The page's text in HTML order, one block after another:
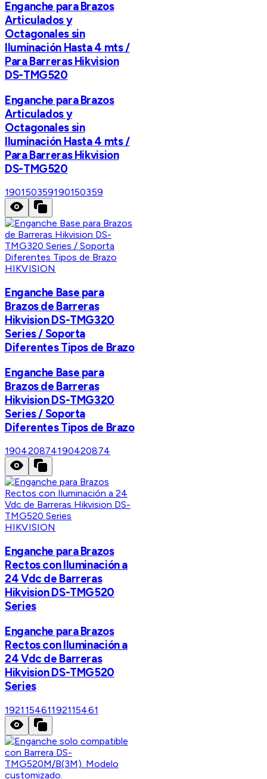
Enganche para Brazos
Articulados y
Octagonales sin
Iluminación Hasta 4 mts /
Para Barreras Hikvision
DS-TMG520
Enganche para Brazos
Articulados y
Octagonales sin
Iluminación Hasta 4 mts /
Para Barreras Hikvision
DS-TMG520
190150359190150359
HIKVISION
Enganche Base para
Brazos de Barreras
Hikvision DS-TMG320
Series / Soporta
Diferentes Tipos de Brazo
Enganche Base para
Brazos de Barreras
Hikvision DS-TMG320
Series / Soporta
Diferentes Tipos de Brazo
190420874190420874
HIKVISION
Enganche para Brazos
Rectos con Iluminación a
24 Vdc de Barreras
Hikvision DS-TMG520
Series
Enganche para Brazos
Rectos con Iluminación a
24 Vdc de Barreras
Hikvision DS-TMG520
Series
192115461192115461